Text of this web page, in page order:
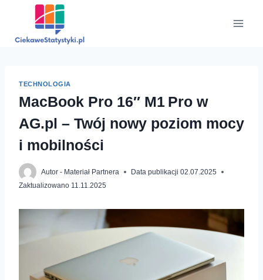
TECHNOLOGIA
MacBook Pro 16″ M1 Pro w
AG.pl – Twój nowy poziom mocy
i mobilności
Autor - Materiał Partnera Data publikacji 02.07.2025
Zaktualizowano 11.11.2025